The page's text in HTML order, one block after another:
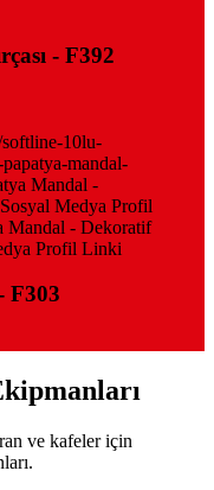
- F392
10lu-
mandal-
Mandal -
Medya Profil
Mandal - Dekoratif
Profil Linki
F303
ve kafeler için